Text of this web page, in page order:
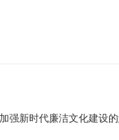
强新时代廉洁文化建设